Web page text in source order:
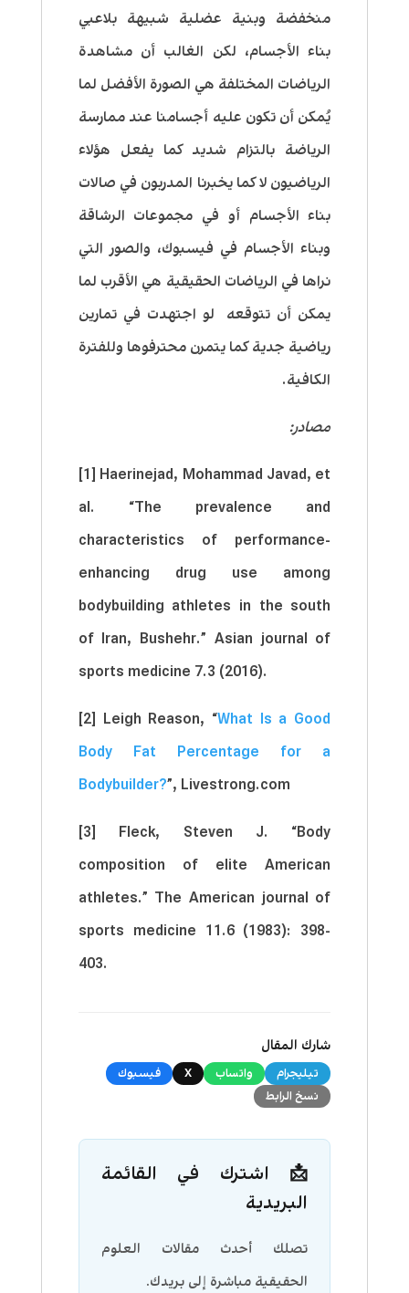
منخفضة وبنية عضلية شبيهة بلاعبي
بناء الأجسام، لكن الغالب أن مشاهدة
الرياضات المختلفة هي الصورة الأفضل لما
يُمكن أن تكون عليه أجسامنا عند ممارسة
الرياضة بالتزام شديد كما يفعل هؤلاء
الرياضيون لا كما يخبرنا المدربون في صالات
بناء الأجسام أو في مجموعات الرشاقة
وبناء الأجسام في فيسبوك، والصور التي
نراها في الرياضات الحقيقية هي الأقرب لما
يمكن أن تتوقعه لو اجتهدت في تمارين
رياضية جدية كما يتمرن محترفوها وللفترة
الكافية.
مصادر:
[1] Haerinejad, Mohammad Javad, et
al. “The prevalence and
characteristics of performance-
enhancing drug use among
bodybuilding athletes in the south
of Iran, Bushehr.” Asian journal of
sports medicine 7.3 (2016).
[2] Leigh Reason, “What Is a Good
Body Fat Percentage for a
Bodybuilder?”, Livestrong.com
[3] Fleck, Steven J. “Body
composition of elite American
athletes.” The American journal of
sports medicine 11.6 (1983): 398-
403.
شارك المقال
تيليجرام واتساب X
فيسبوك
نسخ الرابط
📩 اشترك في القائمة
البريدية
تصلك أحدث مقالات العلوم
الحقيقية مباشرة إلى بريدك.